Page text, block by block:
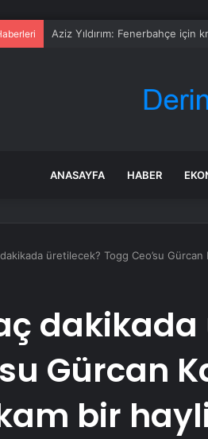
Aziz Yıldırım: Fenerbahçe için
ANASAYFA HABER
üretilecek? Togg Ceo’su Gürcan
dakikada
Gürcan
bir